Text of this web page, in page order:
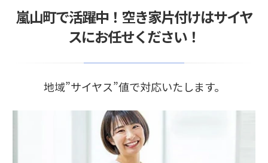
2026/08/03
コーヒーメーカー処分｜正しい捨て方を徹底
解説！無料で処分…
2026/08/02
全な処分方法・バ…
2026/08/06
キックボード処分｜正しい捨て方を徹底解
嵐山町で活躍中！空き家片付けはサイヤ
スにお任せください！
地域”サイヤス”値で対応いたします。